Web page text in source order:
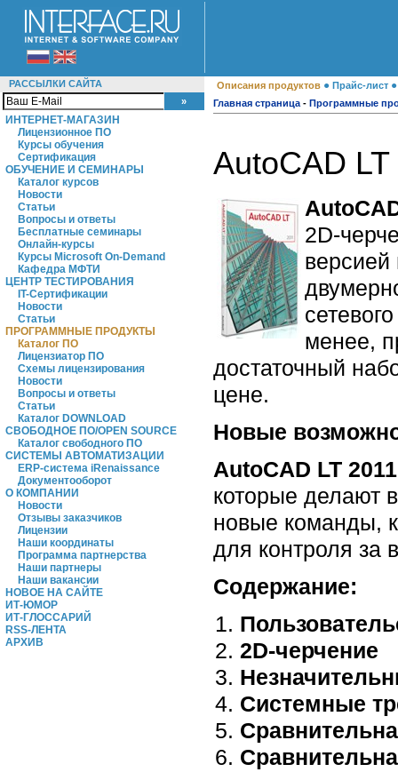
РАССЫЛКИ САЙТА
ИНТЕРНЕТ-МАГАЗИН
Лицензионное ПО
Курсы обучения
Сертификация
ОБУЧЕНИЕ И СЕМИНАРЫ
Каталог курсов
Новости
Статьи
Вопросы и ответы
Бесплатные семинары
Онлайн-курсы
Курсы Microsoft On-Demand
Кафедра МФТИ
ЦЕНТР ТЕСТИРОВАНИЯ
IT-Сертификации
Новости
Статьи
ПРОГРАММНЫЕ ПРОДУКТЫ
Каталог ПО
Лицензиатор ПО
Схемы лицензирования
Новости
Вопросы и ответы
Статьи
Каталог DOWNLOAD
СВОБОДНОЕ ПО/OPEN SOURCE
Каталог свободного ПО
СИСТЕМЫ АВТОМАТИЗАЦИИ
ERP-система iRenaissance
Документооборот
О КОМПАНИИ
Новости
Отзывы заказчиков
Лицензии
Наши координаты
Программа партнерства
Наши партнеры
Наши вакансии
НОВОЕ НА САЙТЕ
ИТ-ЮМОР
ИТ-ГЛОССАРИЙ
RSS-ЛЕНТА
АРХИВ
Описания продуктов ● Прайс-лист
Главная страница - Программные
AutoCAD LT
2D-
версией
менее,
достаточный
цене.
Новые
AutoCAD LT 2011
которые делают
новые команды,
для контроля за
Содержание:
2D-черчение
Системные